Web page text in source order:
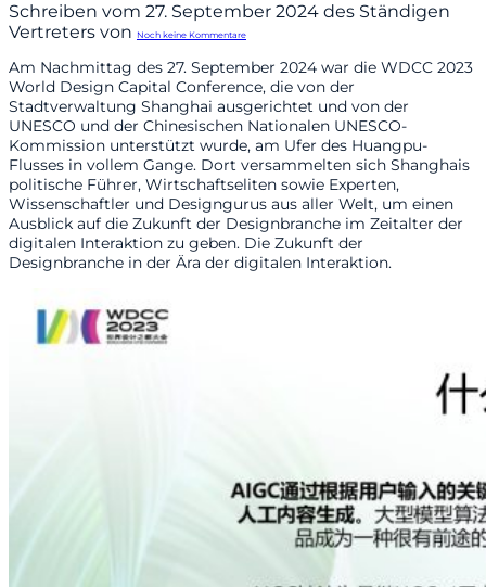
Schreiben vom 27. September 2024 des Ständigen
Vertreters von Noch keine Kommentare
Am Nachmittag des 27. September 2024 war die WDCC 2023
World Design Capital Conference, die von der
Stadtverwaltung Shanghai ausgerichtet und von der
UNESCO und der Chinesischen Nationalen UNESCO-
Kommission unterstützt wurde, am Ufer des Huangpu-
Flusses in vollem Gange. Dort versammelten sich Shanghais
politische Führer, Wirtschaftseliten sowie Experten,
Wissenschaftler und Designgurus aus aller Welt, um einen
Ausblick auf die Zukunft der Designbranche im Zeitalter der
digitalen Interaktion zu geben. Die Zukunft der
Designbranche in der Ära der digitalen Interaktion.